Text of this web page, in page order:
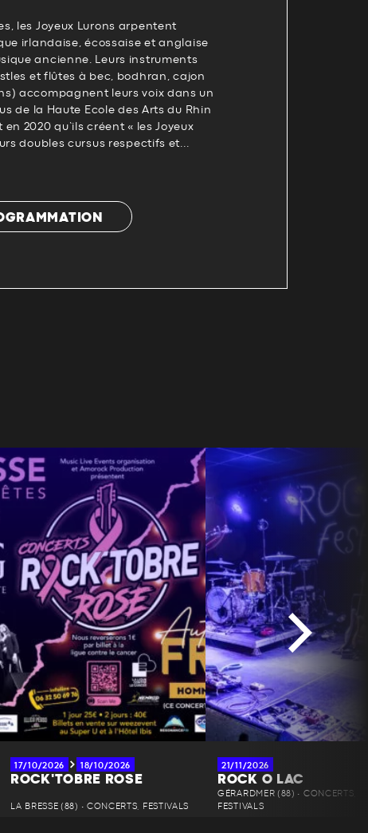
les Joyeux Lurons arpentent
irlandaise, écossaise et anglaise
ancienne. Leurs instruments
et flûtes à bec, bodhran, cajon
accompagnent leurs voix dans un
de la Haute Ecole des Arts du Rhin
en 2020 qu’ils créent « les Joyeux
doubles cursus respectifs et...
17/10/2026 18/10/2026
ROCK'TOBRE ROSE
LA BRESSE (88) • CONCERTS, FESTIVALS
21/11/2026
ROCK O LAC
GÉRARDMER (88) • CONCERTS,
FESTIVALS